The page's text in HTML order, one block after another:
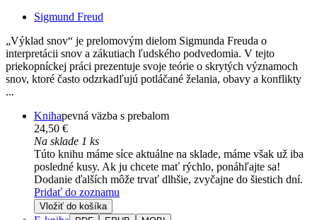
Sigmund Freud
„Výklad snov“ je prelomovým dielom Sigmunda Freuda o
interpretácii snov a zákutiach ľudského podvedomia. V tejto
priekopníckej práci prezentuje svoje teórie o skrytých významoch
snov, ktoré často odzrkadľujú potláčané želania, obavy a konflikty
...
Knihapevná väzba s prebalom
24,50 €
Na sklade 1 ks
Túto knihu máme síce aktuálne na sklade, máme však už iba
posledné kusy. Ak ju chcete mať rýchlo, ponáhľajte sa!
Dodanie ďalších môže trvať dlhšie, zvyčajne do šiestich dní.
Pridať do zoznamu
Vložiť do košíka